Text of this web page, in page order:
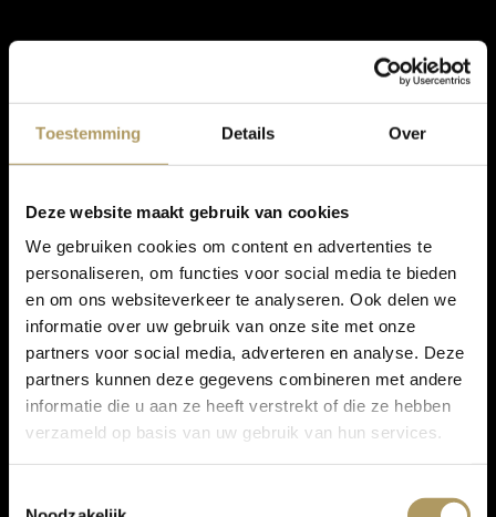
Toestemming Details Over
Deze website maakt gebruik van cookies
We gebruiken cookies om content en advertenties te
personaliseren, om functies voor social media te bieden
en om ons websiteverkeer te analyseren. Ook delen we
informatie over uw gebruik van onze site met onze
partners voor social media, adverteren en analyse. Deze
partners kunnen deze gegevens combineren met andere
informatie die u aan ze heeft verstrekt of die ze hebben
verzameld op basis van uw gebruik van hun services.